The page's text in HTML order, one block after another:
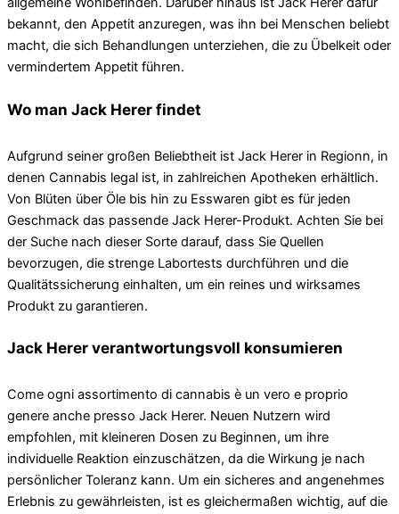
bekannt, den Appetit anzuregen, was ihn bei Menschen beliebt
macht, die sich Behandlungen unterziehen, die zu Übelkeit oder
vermindertem Appetit führen.
Wo man Jack Herer findet
Aufgrund seiner großen Beliebtheit ist Jack Herer in Regionn, in
denen Cannabis legal ist, in zahlreichen Apotheken erhältlich.
Von Blüten über Öle bis hin zu Esswaren gibt es für jeden
Geschmack das passende Jack Herer-Produkt. Achten Sie bei
der Suche nach dieser Sorte darauf, dass Sie Quellen
bevorzugen, die strenge Labortests durchführen und die
Qualitätssicherung einhalten, um ein reines und wirksames
Produkt zu garantieren.
Jack Herer verantwortungsvoll konsumieren
Come ogni assortimento di cannabis è un vero e proprio
genere anche presso Jack Herer. Neuen Nutzern wird
empfohlen, mit kleineren Dosen zu Beginnen, um ihre
individuelle Reaktion einzuschätzen, da die Wirkung je nach
persönlicher Toleranz kann. Um ein sicheres and angenehmes
Erlebnis zu gewährleisten, ist es gleichermaßen wichtig, auf die